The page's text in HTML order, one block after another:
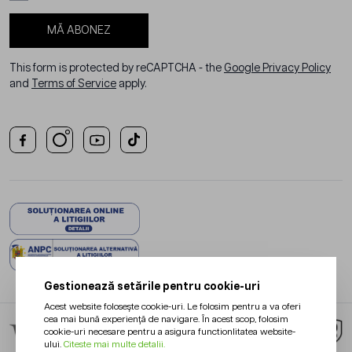
MĂ ABONEZ
This form is protected by reCAPTCHA - the Google Privacy Policy
and
Terms of Service apply.
Gestionează setările pentru cookie-uri
Acest website folosește cookie-uri. Le folosim pentru a va oferi
cea mai bună experiență de navigare. În acest scop, folosim
cookie-uri necesare pentru a asigura functionlitatea website-
ului. Citeste mai multe detalii.